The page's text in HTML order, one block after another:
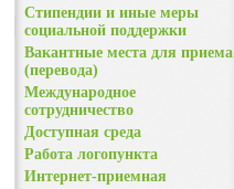
Стипендии и иные меры
социальной поддержки
Вакантные места для приема
(перевода)
Международное
сотрудничество
Доступная среда
Работа логопункта
Интернет-приемная